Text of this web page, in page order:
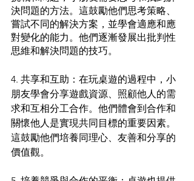
決問題的方法。這鼓勵他們思考策略、
嘗試不同的解決方案，並學會適應和應
對變化的能力。他們逐漸發展出批判性
思維和解決問題的技巧。
4. 共享和互助：在玩桌遊的過程中，小
朋友學會分享遊戲資源、照顧他人的需
求和互相分工合作。他們體會到合作和
關懷他人是實現共同目標的重要因素。
這鼓勵他們培養同理心、友善和分享的
價值觀。